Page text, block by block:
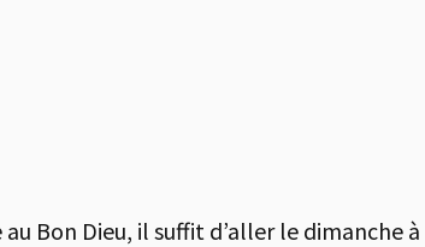
Bon Dieu, il suffit d’aller le dimanche